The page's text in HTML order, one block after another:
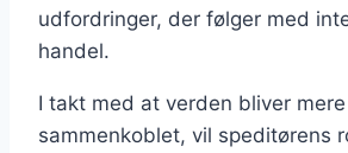
udfordringer, der følger med
handel.
I takt med at verden bliver mere
sammenkoblet, vil speditørens